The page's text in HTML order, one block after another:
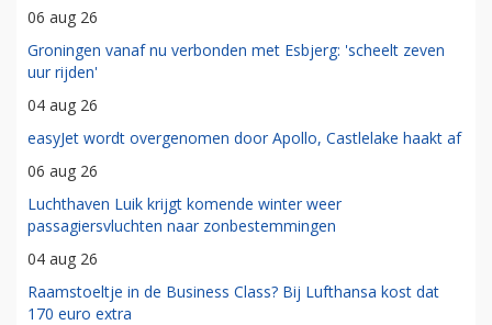
06 aug 26
Groningen vanaf nu verbonden met Esbjerg: 'scheelt zeven
uur rijden'
04 aug 26
easyJet wordt overgenomen door Apollo, Castlelake haakt af
06 aug 26
Luchthaven Luik krijgt komende winter weer
passagiersvluchten naar zonbestemmingen
04 aug 26
Raamstoeltje in de Business Class? Bij Lufthansa kost dat
170 euro extra